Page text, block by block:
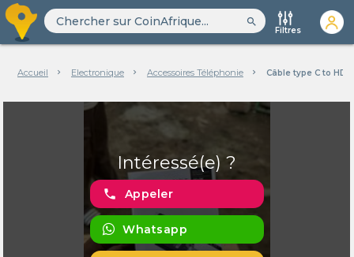
search
Filtres
Accueil Electronique Accessoires Téléphonie Câble type C to
Intéressé(e) ?
phone Appeler
Whatsapp